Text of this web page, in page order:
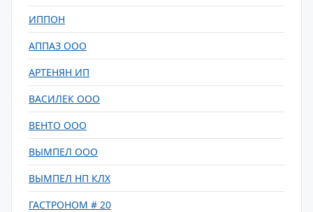
ИППОН
АППАЗ ООО
АРТЕНЯН ИП
ВАСИЛЕК ООО
ВЕНТО ООО
ВЫМПЕЛ ООО
ВЫМПЕЛ НП КЛХ
ГАСТРОНОМ # 20